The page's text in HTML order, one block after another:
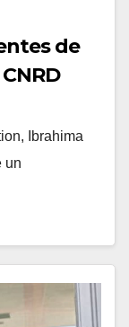
de
Ibrahima
un